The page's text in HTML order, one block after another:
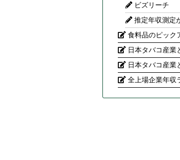
ビズリーチ
推定年収測定
食料品のピック
日本タバコ産業
日本タバコ産業
全上場企業年収